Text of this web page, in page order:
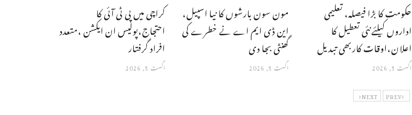
کراچی میں پی ٹی آئی کا
احتجاج،پولیس ان ایکشن ،متعدد
افراد گرفتار
اگست 5, 2026
مون سون بارشوں کا نیا اسپیل،
این ڈی ایم اے نے خطرے کی
گھنٹی بجا دی
اگست 5, 2026
حکومت کا بڑا فیصلہ، تعلیمی
اداروں کیلئےنئی تعطیل کا
اعلان،اوقات کاربھی تبدیل
اگست 5, 2026
PREV
NEXT